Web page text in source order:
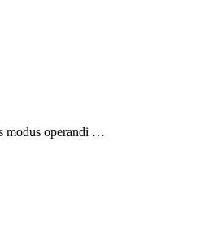
modus operandi …